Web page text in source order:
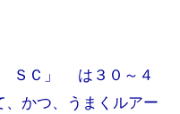
ＳＣ」 は３０～４
、かつ、うまくルアー